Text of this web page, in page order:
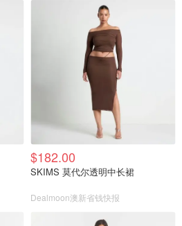
$182.00
SKIMS 莫代尔透明中长裙
Dealmoon澳新省钱快报